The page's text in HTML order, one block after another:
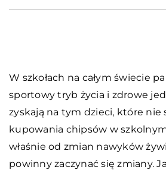
W szkołach na całym świecie
sportowy tryb życia i zdrowe
zyskają na tym dzieci, które nie
kupowania chipsów w
właśnie od zmian nawyków
powinny zaczynać się zmiany.